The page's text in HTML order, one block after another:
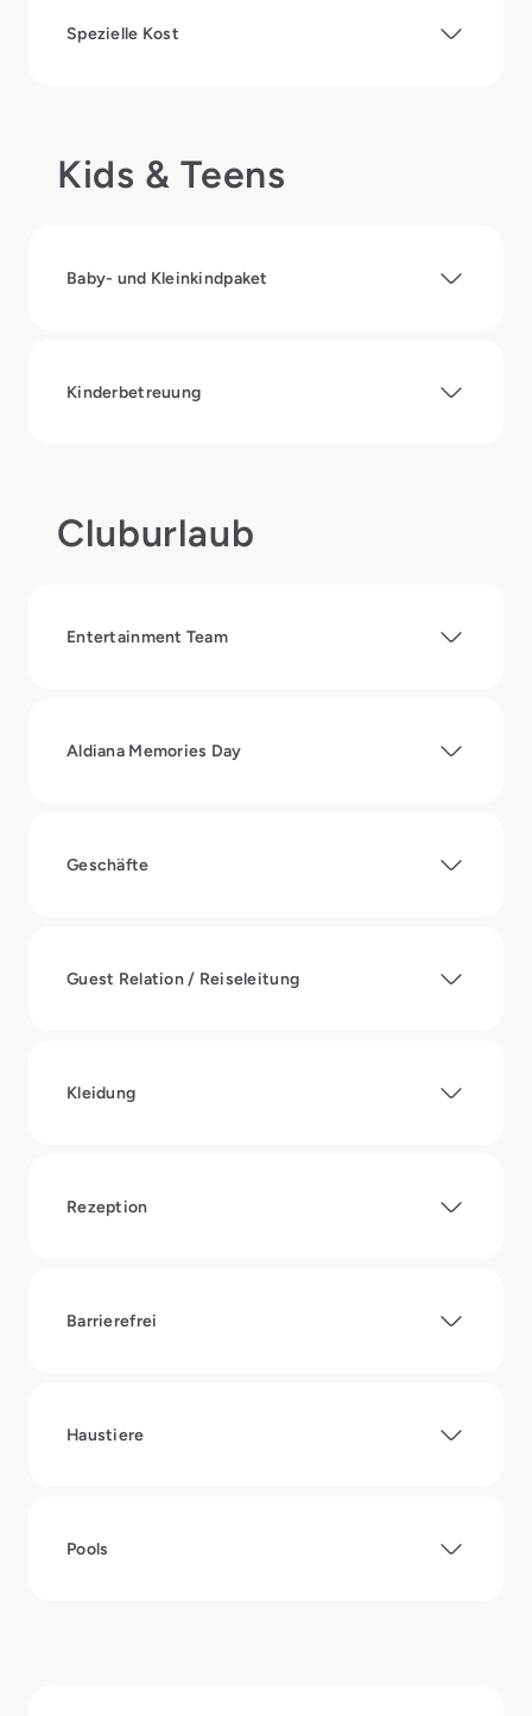
Spezielle Kost
Kids & Teens
Baby- und Kleinkindpaket
Kinderbetreuung
Cluburlaub
Entertainment Team
Aldiana Memories Day
Geschäfte
Guest Relation / Reiseleitung
Kleidung
Rezeption
Barrierefrei
Haustiere
Pools